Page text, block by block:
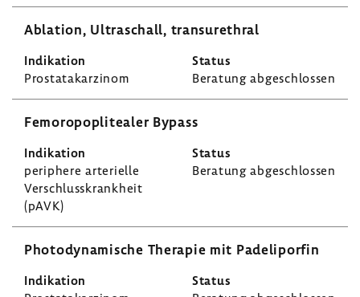
Abla­tion, Ultra­schall, tran­sur­ethral
Prostata­kar­zinom Bera­tung abge­schlossen
Femo­ro­popli­tealer Bypass
peri­phere arte­ri­elle
Verschluss­krank­heit
(pAVK)
Bera­tung abge­schlossen
Photo­dy­na­mi­sche Therapie mit Pade­li­porfin